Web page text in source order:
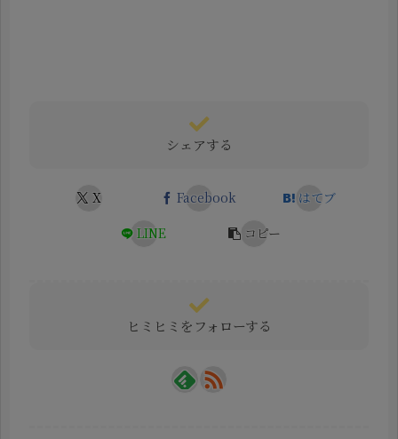
シェアする
X Facebook
はてブ
LINE
コピー
ヒミヒミをフォローする